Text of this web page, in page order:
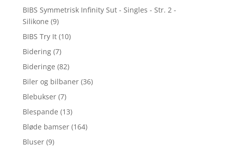
BIBS Symmetrisk Infinity Sut - Singles - Str. 2 -
Silikone (9)
BIBS Try It (10)
Bidering (7)
Bideringe (82)
Biler og bilbaner (36)
Blebukser (7)
Blespande (13)
Bløde bamser (164)
Bluser (9)